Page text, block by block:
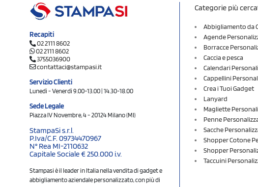
Recapiti
02 2111 8602
02 2111 8602
3755036900
contattaci@stampasi.it
Servizio Clienti
Lunedì - Venerdì 9.00-13.00 | 14.30-18.00
Sede Legale
Piazza IV Novembre, 4 - 20124 Milano (MI)
StampaSi s.r.l.
P.Iva/C.F. 09734470967
N° Rea MI-2110632
Capitale Sociale € 250.000 i.v.
Stampasi è il leader in Italia nella vendita di gadget e
abbigliamento aziendale personalizzato, con più di
Categorie più
Abbigliamento da
Agende
Borracce
Caccia e pesca
Calendari
Cappellini
Crea i Tuoi Gadget
Lanyard
Magliette
Penne
Sacche
Shopper Cotone
Shopper
Taccuini